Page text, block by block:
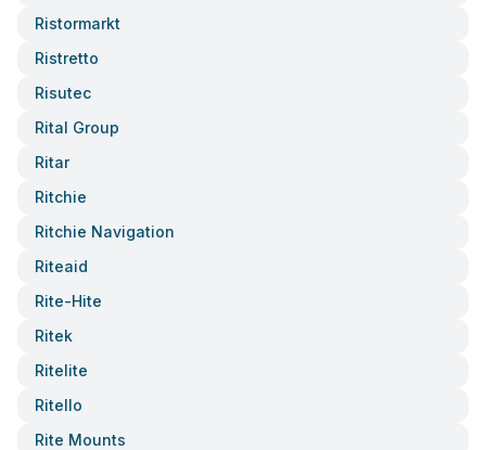
Ristormarkt
Ristretto
Risutec
Rital Group
Ritar
Ritchie
Ritchie Navigation
Riteaid
Rite-Hite
Ritek
Ritelite
Ritello
Rite Mounts